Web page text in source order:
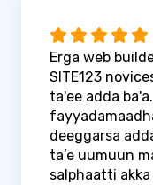
Erga web
SITE123
ta'ee adda
deeggarsa
ta’e uumuun
salphaatti